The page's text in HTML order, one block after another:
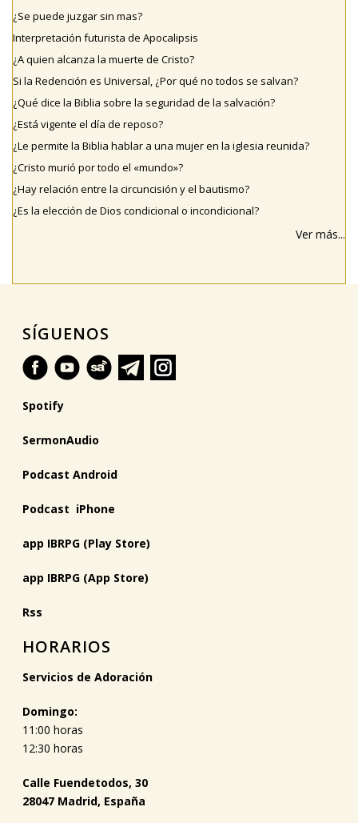
¿Se puede juzgar sin mas?
Interpretación futurista de Apocalipsis
¿A quien alcanza la muerte de Cristo?
Si la Redención es Universal, ¿Por qué no todos se salvan?
¿Qué dice la Biblia sobre la seguridad de la salvación?
¿Está vigente el día de reposo?
¿Le permite la Biblia hablar a una mujer en la iglesia reunida?
¿Cristo murió por todo el «mundo»?
¿Hay relación entre la circuncisión y el bautismo?
¿Es la elección de Dios condicional o incondicional?
Ver más...
SÍGUENOS
Spotify
SermonAudio
Podcast Android
Podcast iPhone
app IBRPG (Play Store)
app IBRPG (App Store)
Rss
HORARIOS
Servicios de Adoración
Domingo:
11:00 horas
12:30 horas
Calle Fuendetodos, 30
28047 Madrid, España